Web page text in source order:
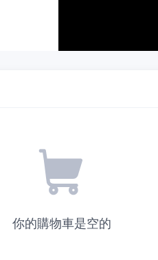
你的購物車是空的